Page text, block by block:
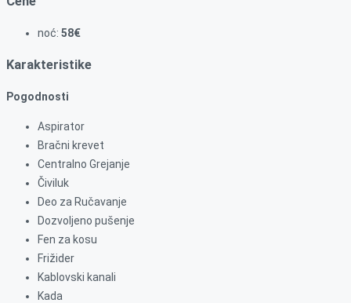
noć: 58€
Karakteristike
Pogodnosti
Aspirator
Bračni krevet
Centralno Grejanje
Čiviluk
Deo za Ručavanje
Dozvoljeno pušenje
Fen za kosu
Frižider
Kablovski kanali
Kada